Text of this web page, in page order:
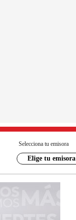
Selecciona tu emisora
Elige tu emisora